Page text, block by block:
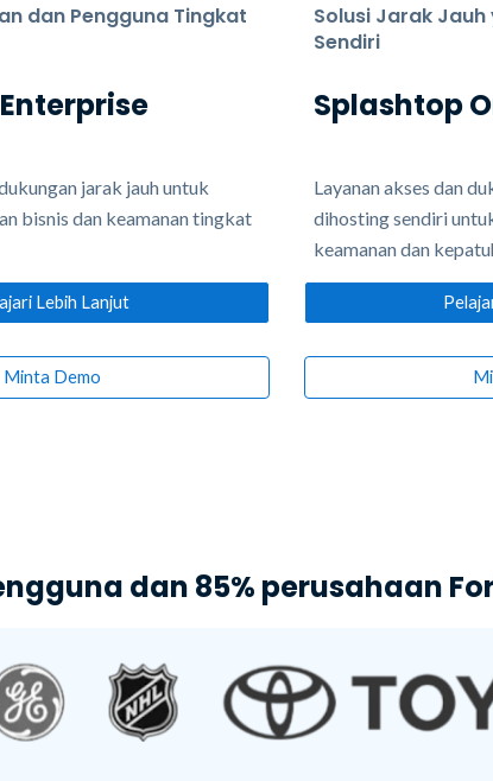
dan Pengguna Tingkat
jarak jauh untuk
bisnis dan keamanan tingkat
Lebih Lanjut
Minta Demo
Solusi Jarak
Sendiri
Splashtop
Layanan akses dan
dihosting sendiri
keamanan dan
dan 85% perusahaan